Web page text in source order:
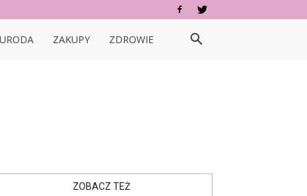
URODA ZAKUPY ZDROWIE
ZOBACZ TEŻ